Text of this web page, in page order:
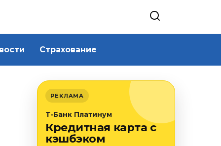
Страхование
РЕКЛАМА
Т-Банк Платинум
Кредитная карта с
кэшбэком